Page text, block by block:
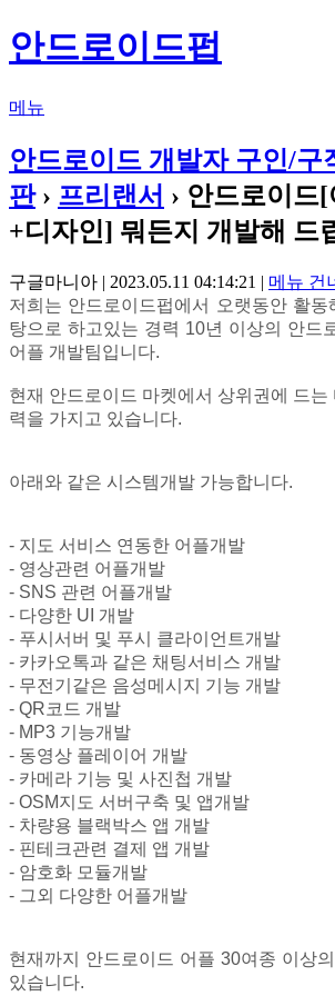
안드로이드펍
메뉴
안드로이드 개발자 구인/구
판› 프리랜서 › 안드로이드
+디자인] 뭐든지 개발해 드
구글마니아 | 2023.05.11 04:14:21 | 메뉴 건
저희는 안드로이드펍에서 오랫동안 활
탕으로 하고있는 경력 10년 이상의 안드
어플 개발팀입니다.
현재 안드로이드 마켓에서 상위권에 드는
력을 가지고 있습니다.
아래와 같은 시스템개발 가능합니다.
- 지도 서비스 연동한 어플개발
- 영상관련 어플개발
- SNS 관련 어플개발
- 다양한 UI 개발
- 푸시서버 및 푸시 클라이언트개발
- 카카오톡과 같은 채팅서비스 개발
- 무전기같은 음성메시지 기능 개발
- QR코드 개발
- MP3 기능개발
- 동영상 플레이어 개발
- 카메라 기능 및 사진첩 개발
- OSM지도 서버구축 및 앱개발
- 차량용 블랙박스 앱 개발
- 핀테크관련 결제 앱 개발
- 암호화 모듈개발
- 그외 다양한 어플개발
현재까지 안드로이드 어플 30여종 이상
있습니다.